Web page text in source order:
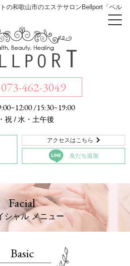
の和歌山市のエステサロンBellport「ベル
462-3049
/15:30~19:00
祝 / 水・土午後
アクセスはこちら 
友だち追加
Facial
シャル メニュー
Basic